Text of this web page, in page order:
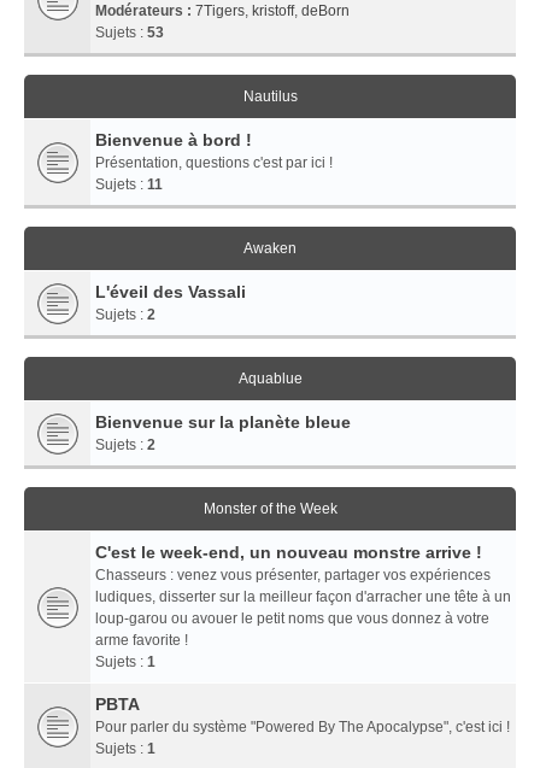
Modérateurs : 7Tigers, kristoff, deBorn
Sujets : 53
Nautilus
Bienvenue à bord !
Présentation, questions c'est par ici !
Sujets : 11
Awaken
L'éveil des Vassali
Sujets : 2
Aquablue
Bienvenue sur la planète bleue
Sujets : 2
Monster of the Week
C'est le week-end, un nouveau monstre arrive !
Chasseurs : venez vous présenter, partager vos expériences
ludiques, disserter sur la meilleur façon d'arracher une tête à un
loup-garou ou avouer le petit noms que vous donnez à votre
arme favorite !
Sujets : 1
PBTA
Pour parler du système "Powered By The Apocalypse", c'est ici !
Sujets : 1